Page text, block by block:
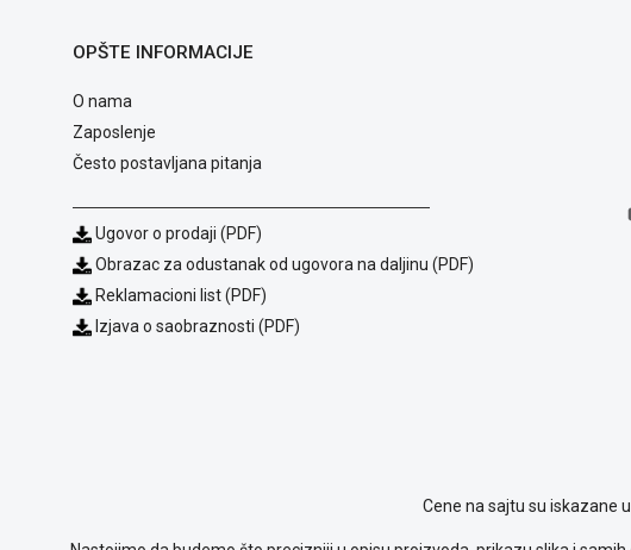
OPŠTE INFORMACIJE
O nama
Zaposlenje
Često postavljana pitanja
Ugovor o prodaji (PDF)
Obrazac za odustanak od ugovora na daljinu (PDF)
Reklamacioni list (PDF)
Izjava o saobraznosti (PDF)
Cene na sajtu su iskazane